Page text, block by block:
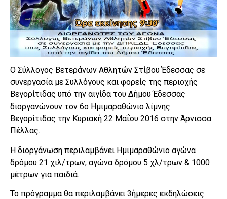
Ο Σύλλογος Βετεράνων Αθλητών Στίβου Έδεσσας σε
συνεργασία με Συλλόγους και φορείς της περιοχής
Βεγορίτιδας υπό την αιγίδα του Δήμου Έδεσσας
διοργανώνουν τον 6ο Ημιμαραθώνιο λίμνης
Βεγορίτιδας την Κυριακή 22 Μαΐου 2016 στην Άρνισσα
Πέλλας.
Η διοργάνωση περιλαμβάνει Ημιμαραθώνιο αγώνα
δρόμου 21 χιλ/τρων, αγώνα δρόμου 5 χλ/τρων & 1000
μέτρων για παιδιά.
Το πρόγραμμα θα περιλαμβάνει 3ήμερες εκδηλώσεις.